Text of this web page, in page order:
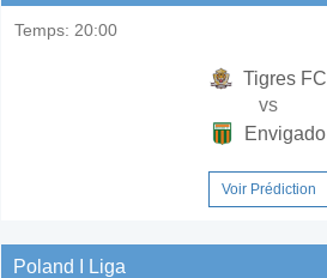
Temps: 20:00
Tigres FC
vs
Envigado
Voir Prédiction
Poland I Liga